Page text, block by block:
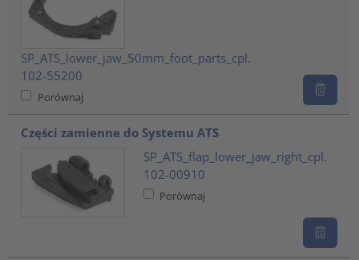
SP_ATS_lower_jaw_50mm_foot_parts_cpl.
102-55200
Porównaj
Części zamienne do Systemu ATS
SP_ATS_flap_lower_jaw_right_cpl.
102-00910
Porównaj